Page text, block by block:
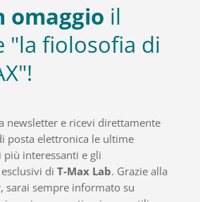
omaggio il
"la fiolosofia di
newsletter e ricevi direttamente
posta elettronica le ultime
interessanti e gli
di T-Max Lab. Grazie alla
sarai sempre informato su